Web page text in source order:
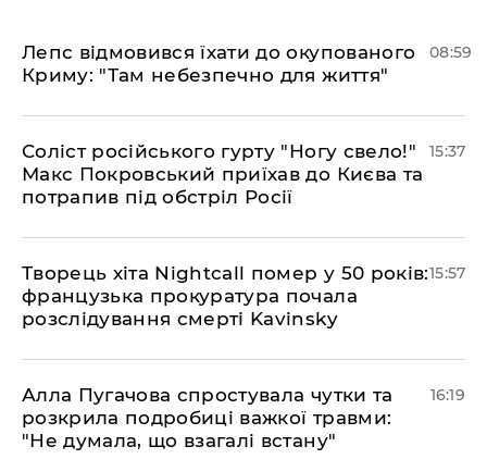
Лепс відмовився їхати до окупованого
Криму: "Там небезпечно для життя"
08:59
Соліст російського гурту "Ногу свело!"
Макс Покровський приїхав до Києва та
потрапив під обстріл Росії
15:37
Творець хіта Nightcall помер у 50 років:
французька прокуратура почала
розслідування смерті Kavinsky
15:57
Алла Пугачова спростувала чутки та
розкрила подробиці важкої травми:
"Не думала, що взагалі встану"
16:19